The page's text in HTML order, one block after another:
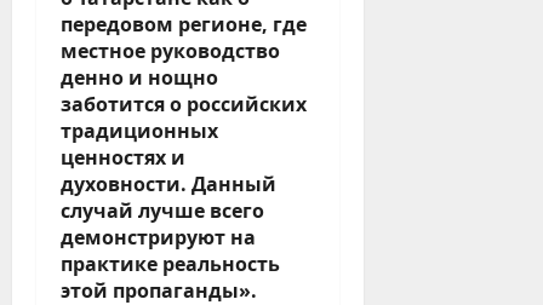
передовом регионе, где
местное руководство
денно и нощно
заботится о российских
традиционных
ценностях и
духовности. Данный
случай лучше всего
демонстрируют на
практике реальность
этой пропаганды».